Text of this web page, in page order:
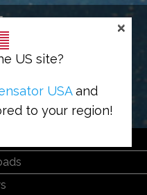
klienta, który
do
US site?
USAand
to your region!
×